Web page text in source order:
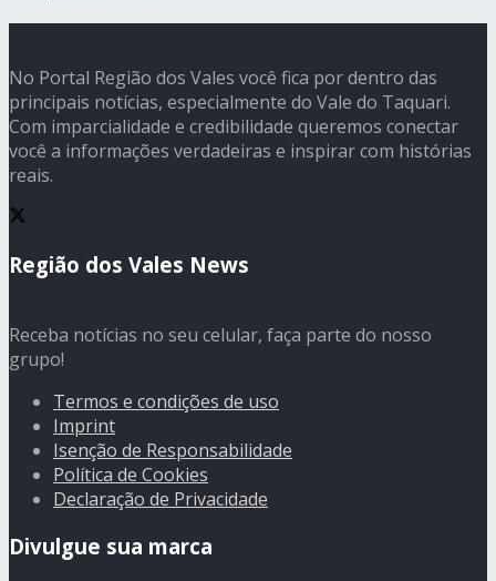
No Portal Região dos Vales você fica por dentro das
principais notícias, especialmente do Vale do Taquari.
Com imparcialidade e credibilidade queremos conectar
você a informações verdadeiras e inspirar com histórias
reais.
Região dos Vales News
Receba notícias no seu celular, faça parte do nosso
grupo!
Termos e condições de uso
Imprint
Isenção de Responsabilidade
Política de Cookies
Declaração de Privacidade
Divulgue sua marca